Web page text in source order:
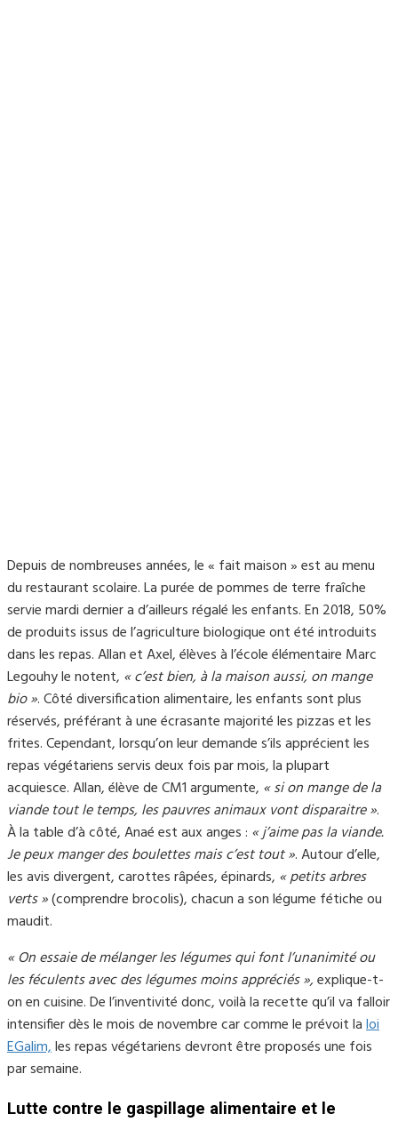
Depuis de nombreuses années, le « fait maison » est au menu
du restaurant scolaire. La purée de pommes de terre fraîche
servie mardi dernier a d’ailleurs régalé les enfants. En 2018, 50%
de produits issus de l’agriculture biologique ont été introduits
dans les repas. Allan et Axel, élèves à l’école élémentaire Marc
Legouhy le notent, « c’est bien, à la maison aussi, on mange
bio ». Côté diversification alimentaire, les enfants sont plus
réservés, préférant à une écrasante majorité les pizzas et les
frites. Cependant, lorsqu’on leur demande s’ils apprécient les
repas végétariens servis deux fois par mois, la plupart
acquiesce. Allan, élève de CM1 argumente, « si on mange de la
viande tout le temps, les pauvres animaux vont disparaitre ».
À la table d’à côté, Anaé est aux anges : « j’aime pas la viande.
Je peux manger des boulettes mais c’est tout ». Autour d’elle,
les avis divergent, carottes râpées, épinards, « petits arbres
verts »(comprendre brocolis), chacun a son légume fétiche ou
maudit.
« On essaie de mélanger les légumes qui font l’unanimité ou
les féculents avec des légumes moins appréciés »,explique-t-
on en cuisine. De l’inventivité donc, voilà la recette qu’il va falloir
intensifier dès le mois de novembre car comme le prévoit laloi
EGalim,les repas végétariens devront être proposés une fois
par semaine.
Lutte contre le gaspillage alimentaire et le